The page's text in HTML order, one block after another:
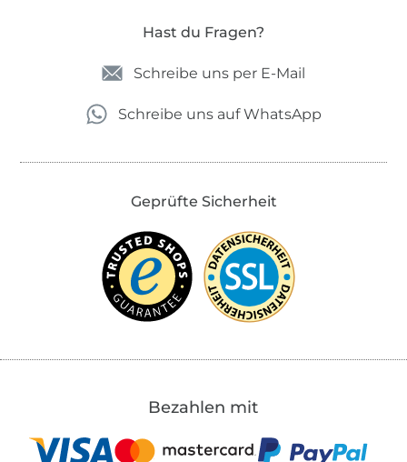
Hast du Fragen?
Schreibe uns per E-Mail
Schreibe uns auf WhatsApp
Geprüfte Sicherheit
Bezahlen mit